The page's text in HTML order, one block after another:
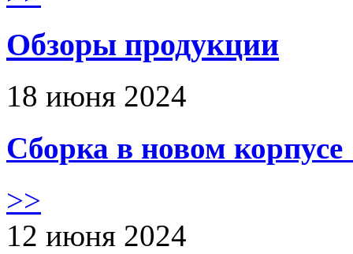
Обзоры продукции
18 июня 2024
Сборка в новом
>>
12 июня 2024